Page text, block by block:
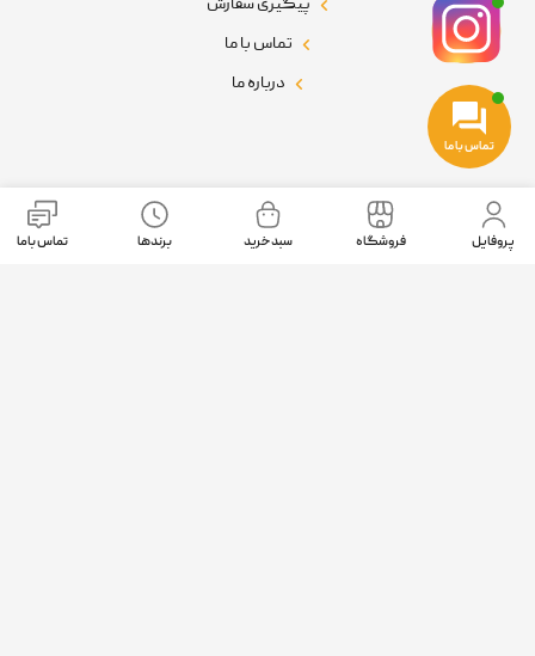
پیگیری سفارش
تماس با ما
درباره ما
نمادهای اعتماد
پروفایل فروشگاه سبد خرید برندها تماس باما
تماس با ما